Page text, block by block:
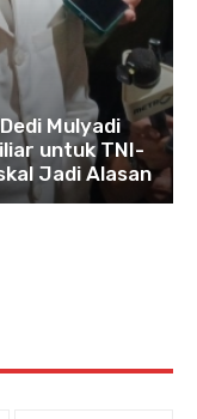
Mulyadi
untuk TNI-
Jadi Alasan